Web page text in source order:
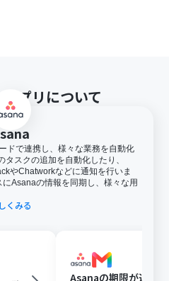
プリについて
ドで連携し、様々な業務を自動化
スクの追加を自動化したり、
やChatworkなどに通知を行いま
Asanaの情報を同期し、様々な用
くみる
Asanaの期限が近い